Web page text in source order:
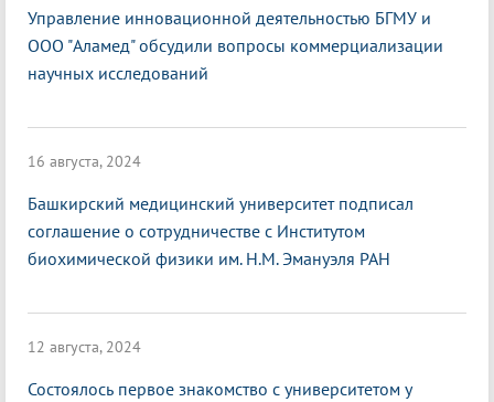
Управление инновационной деятельностью БГМУ и
ООО "Аламед" обсудили вопросы коммерциализации
научных исследований
16 августа, 2024
Башкирский медицинский университет подписал
соглашение о сотрудничестве с Институтом
биохимической физики им. Н.М. Эмануэля РАН
12 августа, 2024
Состоялось первое знакомство с университетом у